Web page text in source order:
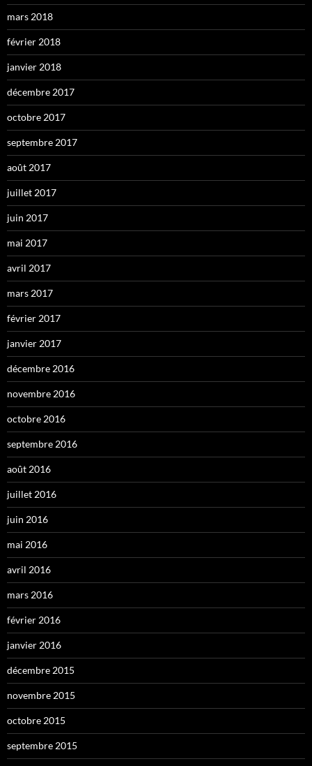
mars 2018
février 2018
janvier 2018
décembre 2017
octobre 2017
septembre 2017
août 2017
juillet 2017
juin 2017
mai 2017
avril 2017
mars 2017
février 2017
janvier 2017
décembre 2016
novembre 2016
octobre 2016
septembre 2016
août 2016
juillet 2016
juin 2016
mai 2016
avril 2016
mars 2016
février 2016
janvier 2016
décembre 2015
novembre 2015
octobre 2015
septembre 2015